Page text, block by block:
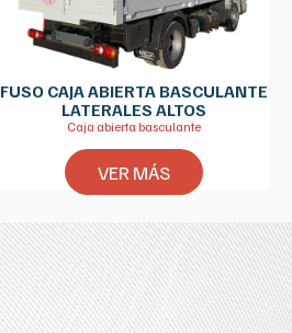
FUSO CAJA ABIERTA BASCULANTE
LATERALES ALTOS
Caja abierta basculante
VER MÁS